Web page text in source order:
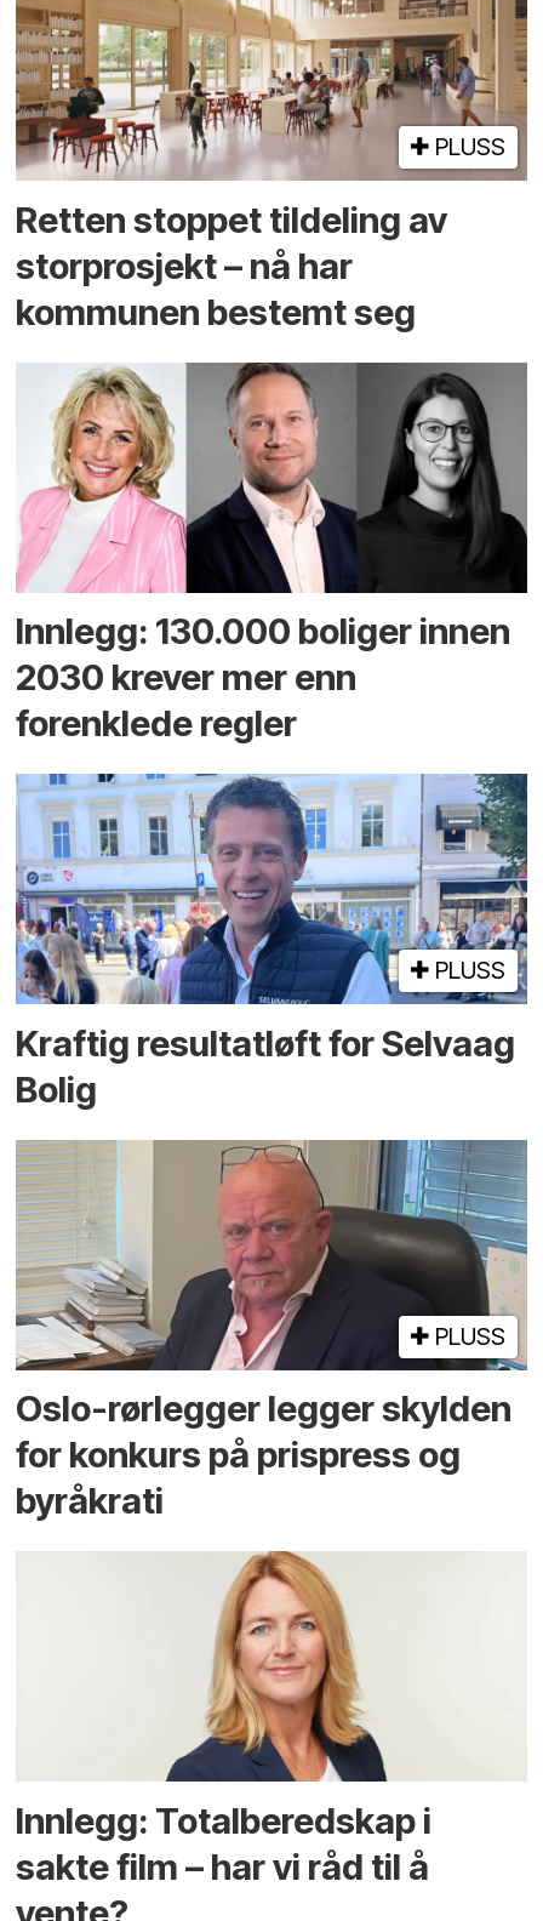
PLUSS
Retten stoppet tildeling av
storprosjekt – nå har
kommunen bestemt seg
Innlegg: 130.000 boliger innen
2030 krever mer enn
forenklede regler
PLUSS
Kraftig resultatløft for Selvaag
Bolig
PLUSS
Oslo-rørlegger legger skylden
for konkurs på prispress og
byråkrati
Innlegg: Totalberedskap i
sakte film – har vi råd til å